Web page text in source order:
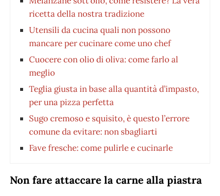
ricetta della nostra tradizione
Utensili da cucina quali non possono
mancare per cucinare come uno chef
Cuocere con olio di oliva: come farlo al
meglio
Teglia giusta in base alla quantità d’impasto,
per una pizza perfetta
Sugo cremoso e squisito, è questo l’errore
comune da evitare: non sbagliarti
Fave fresche: come pulirle e cucinarle
Non fare attaccare la carne alla piastra